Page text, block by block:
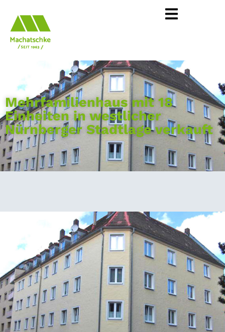
Mehrfamilienhaus mit 18
Einheiten in westlicher
Nürnberger Stadtlage verkauft